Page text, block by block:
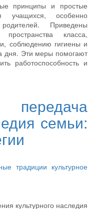
принципы и простые
учащихся, особенно
Приведены
класса,
соблюдению гигиены и
дня. Эти меры помогают
работоспособность и
семьи:
традиции культурное
культурного наследия